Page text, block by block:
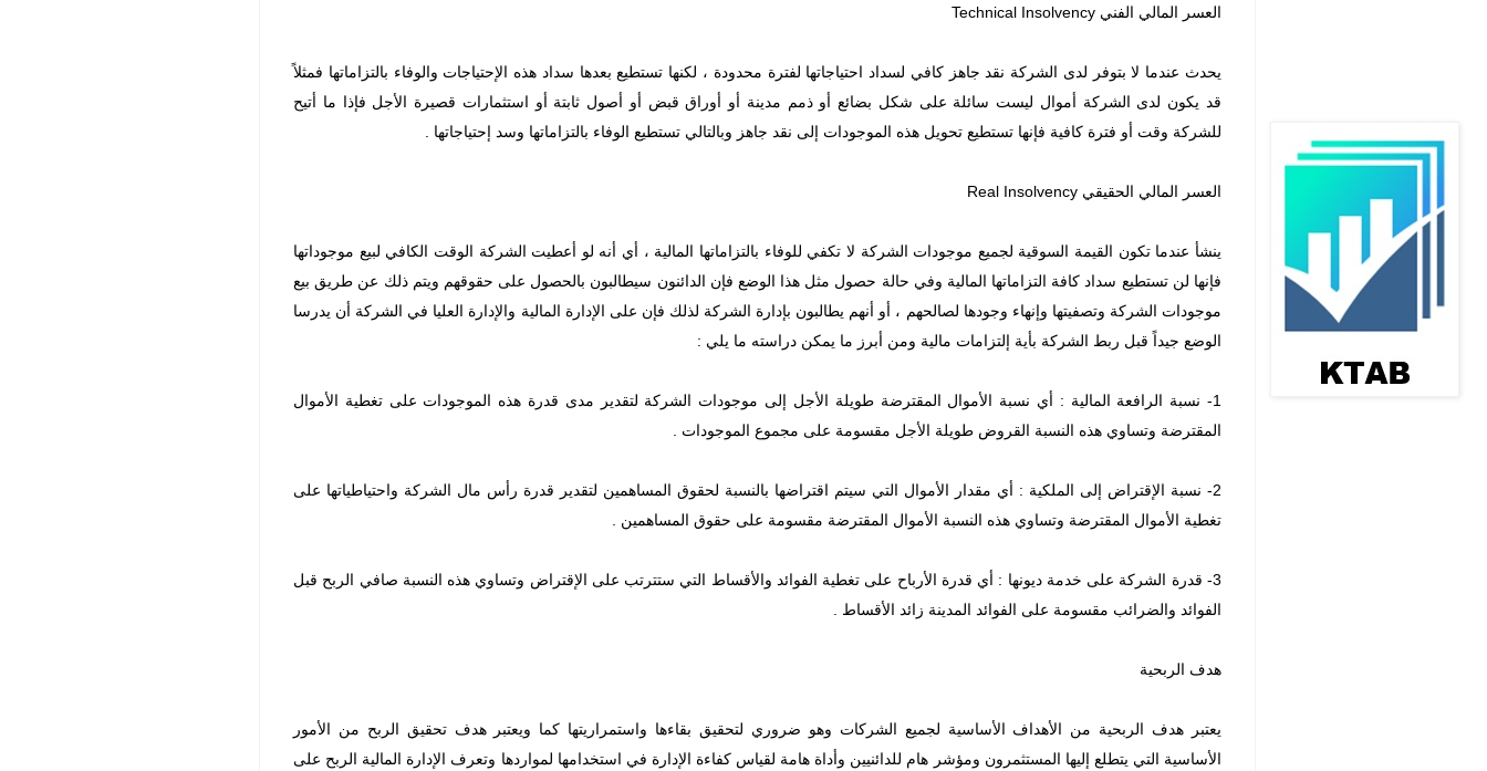
العسر المالي الفني Technical Insolvency
يحدث عندما لا بتوفر لدى الشركة نقد جاهز كافي لسداد احتياجاتها لفترة محدودة ، لكنها تستطيع بعدها سداد هذه الإحتياجات والوفاء بالتزاماتها فمثلاً
قد يكون لدى الشركة أموال ليست سائلة على شكل بضائع أو ذمم مدينة أو أوراق قبض أو أصول ثابتة أو استثمارات قصيرة الأجل فإذا ما أتيح
للشركة وقت أو فترة كافية فإنها تستطيع تحويل هذه الموجودات إلى نقد جاهز وبالتالي تستطيع الوفاء بالتزاماتها وسد إحتياجاتها .
العسر المالي الحقيقي Real Insolvency
ينشأ عندما تكون القيمة السوقية لجميع موجودات الشركة لا تكفي للوفاء بالتزاماتها المالية ، أي أنه لو أعطيت الشركة الوقت الكافي لبيع موجوداتها
فإنها لن تستطيع سداد كافة التزاماتها المالية وفي حالة حصول مثل هذا الوضع فإن الدائنون سيطالبون بالحصول على حقوقهم ويتم ذلك عن طريق بيع
موجودات الشركة وتصفيتها وإنهاء وجودها لصالحهم ، أو أنهم يطالبون بإدارة الشركة لذلك فإن على الإدارة المالية والإدارة العليا في الشركة أن يدرسا
الوضع جيداً قبل ربط الشركة بأية إلتزامات مالية ومن أبرز ما يمكن دراسته ما يلي :
1- نسبة الرافعة المالية : أي نسبة الأموال المقترضة طويلة الأجل إلى موجودات الشركة لتقدير مدى قدرة هذه الموجودات على تغطية الأموال
المقترضة وتساوي هذه النسبة القروض طويلة الأجل مقسومة على مجموع الموجودات .
2- نسبة الإقتراض إلى الملكية : أي مقدار الأموال التي سيتم اقتراضها بالنسبة لحقوق المساهمين لتقدير قدرة رأس مال الشركة واحتياطياتها على
تغطية الأموال المقترضة وتساوي هذه النسبة الأموال المقترضة مقسومة على حقوق المساهمين .
3- قدرة الشركة على خدمة ديونها : أي قدرة الأرباح على تغطية الفوائد والأقساط التي ستترتب على الإقتراض وتساوي هذه النسبة صافي الربح قبل
الفوائد والضرائب مقسومة على الفوائد المدينة زائد الأقساط .
هدف الربحية
يعتبر هدف الربحية من الأهداف الأساسية لجميع الشركات وهو ضروري لتحقيق بقاءها واستمراريتها كما ويعتبر هدف تحقيق الربح من الأمور
الأساسية التي يتطلع إليها المستثمرون ومؤشر هام للدائنيين وأداة هامة لقياس كفاءة الإدارة في استخدامها لمواردها وتعرف الإدارة المالية الربح على